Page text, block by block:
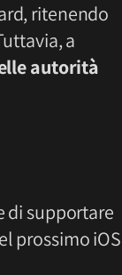
ritenendo
a
autorità
di supportare
prossimo iOS